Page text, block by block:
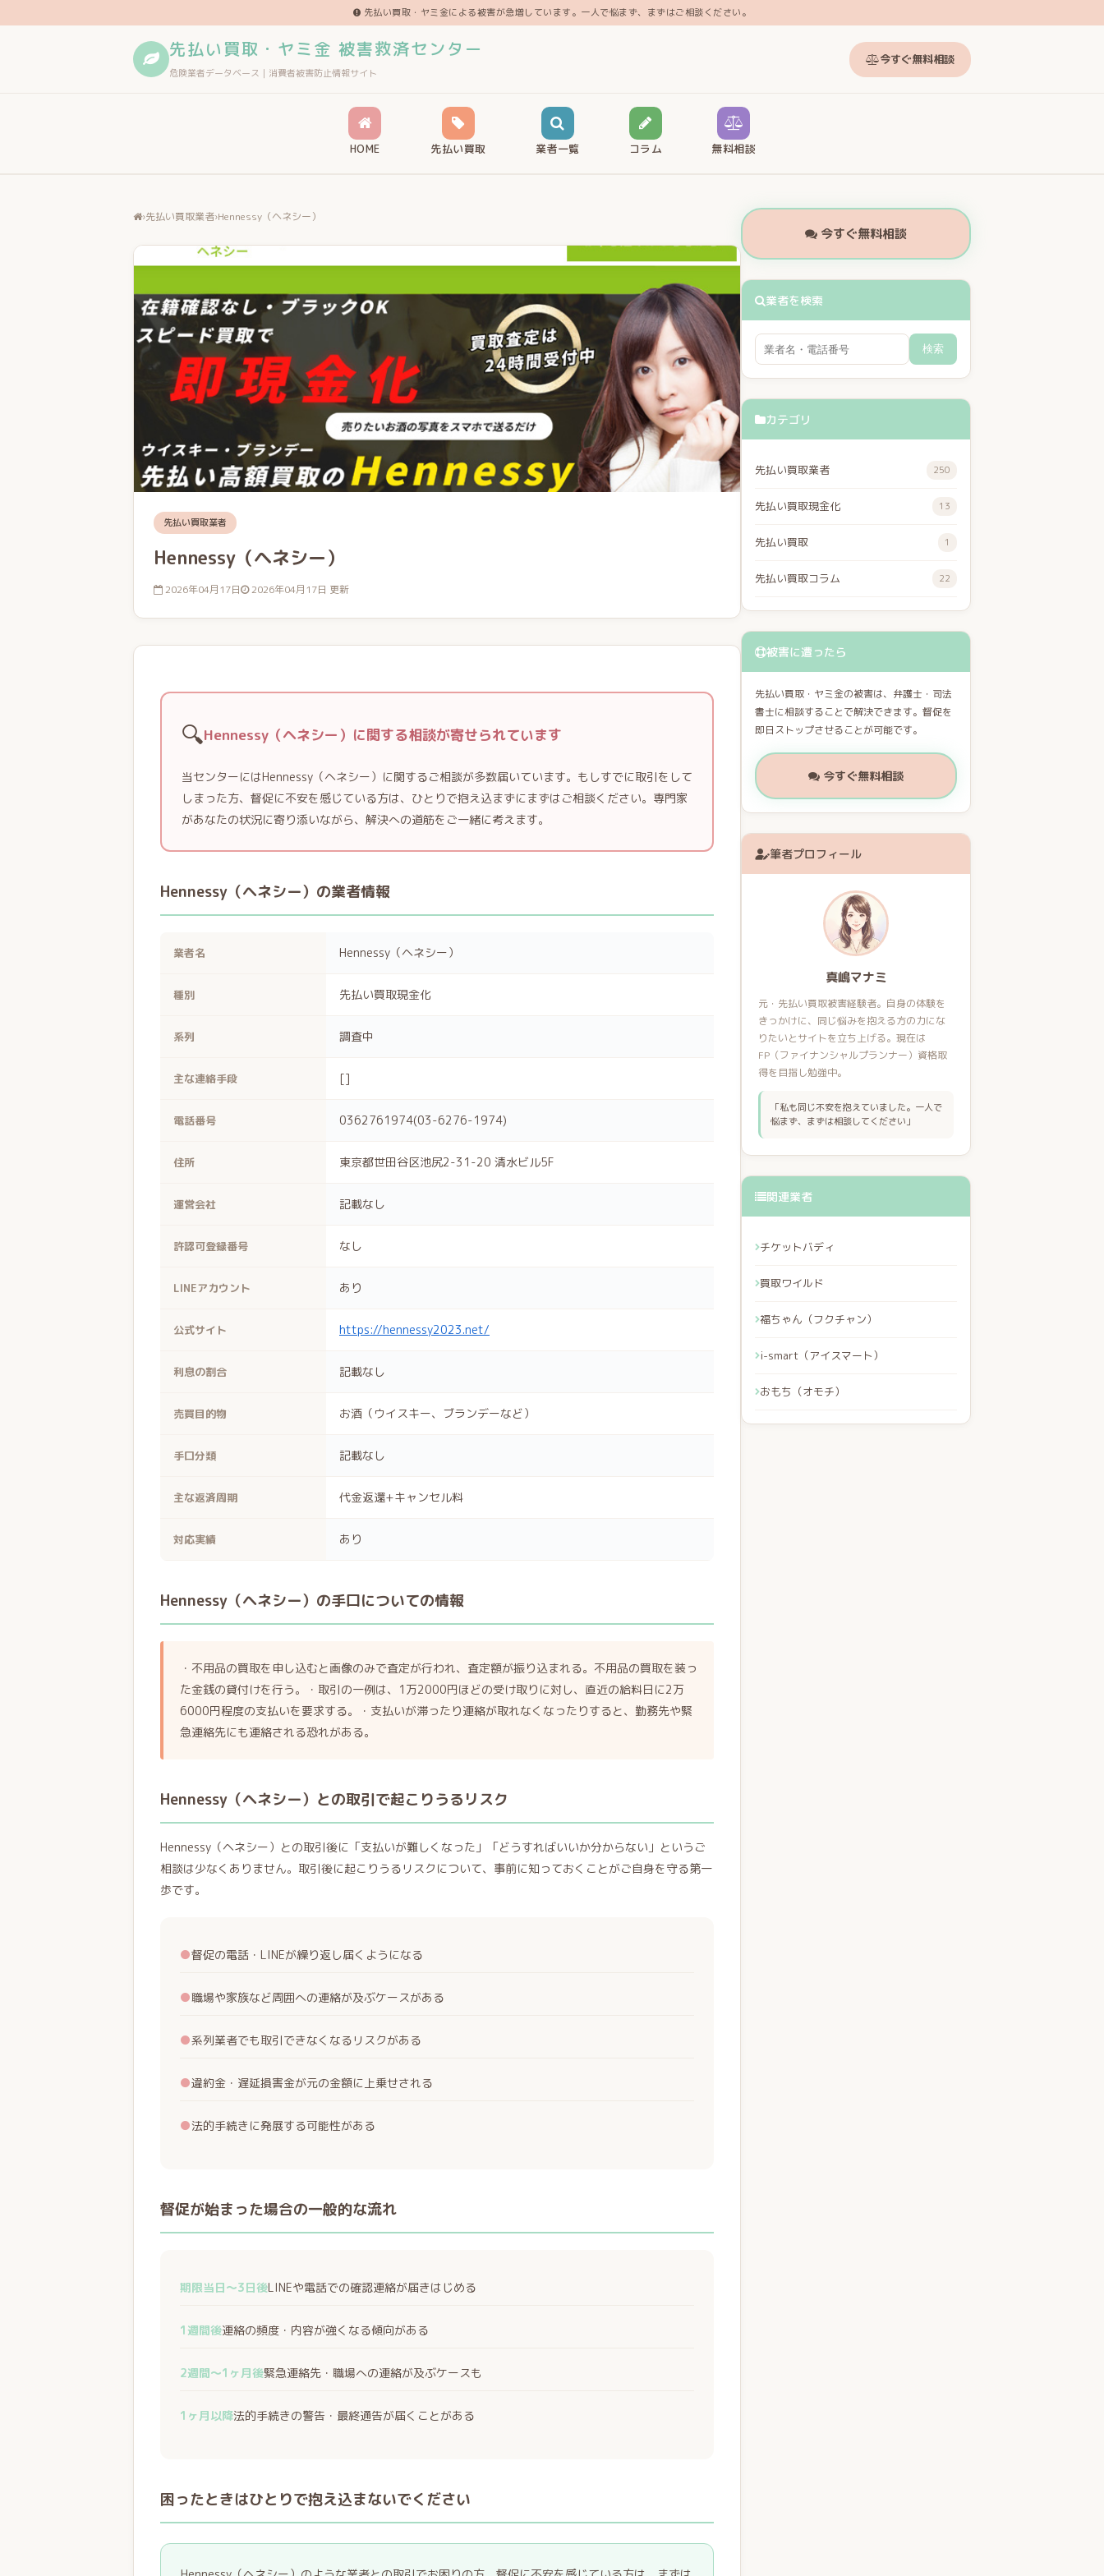
先払い買取・ヤミ金による被害が急増しています。一人で悩まず、まずはご相談ください。
先払い買取・ヤミ金 被害救済センター
危険業者データベース｜消費者被害防止情報サイト
今すぐ無料相談
HOME 先払い買取 業者一覧 コラム 無料相談
›先払い買取業者›Hennessy（ヘネシー）
先払い買取業者
Hennessy（ヘネシー）
2026年04月17日 2026年04月17日 更新
🔍Hennessy（ヘネシー）に関する相談が寄せられています
当センターにはHennessy（ヘネシー）に関するご相談が多数届いています。もしすでに取引をして
しまった方、督促に不安を感じている方は、ひとりで抱え込まずにまずはご相談ください。専門家
があなたの状況に寄り添いながら、解決への道筋をご一緒に考えます。
Hennessy（ヘネシー）の業者情報
業者名 Hennessy（ヘネシー）
種別 先払い買取現金化
系列 調査中
主な連絡手段 []
電話番号 0362761974(03-6276-1974)
住所 東京都世田谷区池尻2-31-20 清水ビル5F
運営会社 記載なし
許認可登録番号 なし
LINEアカウント あり
公式サイト https://hennessy2023.net/
利息の割合 記載なし
売買目的物 お酒（ウイスキー、ブランデーなど）
手口分類 記載なし
主な返済周期 代金返還+キャンセル料
対応実績 あり
Hennessy（ヘネシー）の手口についての情報
・不用品の買取を申し込むと画像のみで査定が行われ、査定額が振り込まれる。不用品の買取を装っ
た金銭の貸付けを行う。・取引の一例は、1万2000円ほどの受け取りに対し、直近の給料日に2万
6000円程度の支払いを要求する。・支払いが滞ったり連絡が取れなくなったりすると、勤務先や緊
急連絡先にも連絡される恐れがある。
Hennessy（ヘネシー）との取引で起こりうるリスク
Hennessy（ヘネシー）との取引後に「支払いが難しくなった」「どうすればいいか分からない」というご
相談は少なくありません。取引後に起こりうるリスクについて、事前に知っておくことがご自身を守る第一
歩です。
●督促の電話・LINEが繰り返し届くようになる
●職場や家族など周囲への連絡が及ぶケースがある
●系列業者でも取引できなくなるリスクがある
●違約金・遅延損害金が元の金額に上乗せされる
●法的手続きに発展する可能性がある
督促が始まった場合の一般的な流れ
期限当日〜3日後LINEや電話での確認連絡が届きはじめる
1週間後連絡の頻度・内容が強くなる傾向がある
2週間〜1ヶ月後緊急連絡先・職場への連絡が及ぶケースも
1ヶ月以降法的手続きの警告・最終通告が届くことがある
困ったときはひとりで抱え込まないでください
今すぐ無料相談
業者を検索
検索
カテゴリ
先払い買取業者 250
先払い買取現金化 13
先払い買取 1
先払い買取コラム 22
被害に遭ったら
先払い買取・ヤミ金の被害は、弁護士・司法
書士に相談することで解決できます。督促を
即日ストップさせることが可能です。
今すぐ無料相談
筆者プロフィール
真嶋マナミ
元・先払い買取被害経験者。自身の体験を
きっかけに、同じ悩みを抱える方の力にな
りたいとサイトを立ち上げる。現在は
FP（ファイナンシャルプランナー）資格取
得を目指し勉強中。
「私も同じ不安を抱えていました。一人で
悩まず、まずは相談してください」
関連業者
チケットバディ
買取ワイルド
福ちゃん（フクチャン）
i-smart（アイスマート）
おもち（オモチ）